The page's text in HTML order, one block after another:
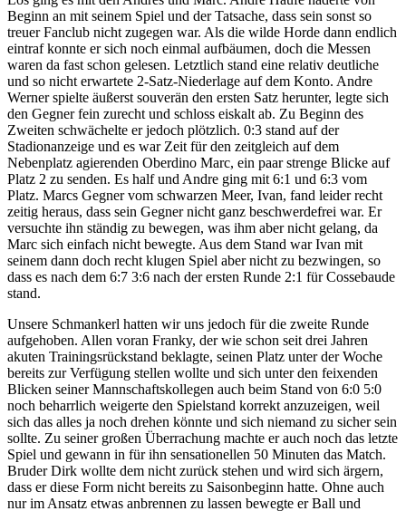
Beginn an mit seinem Spiel und der Tatsache, dass sein sonst so
treuer Fanclub nicht zugegen war. Als die wilde Horde dann endlich
eintraf konnte er sich noch einmal aufbäumen, doch die Messen
waren da fast schon gelesen. Letztlich stand eine relativ deutliche
und so nicht erwartete 2-Satz-Niederlage auf dem Konto. Andre
Werner spielte äußerst souverän den ersten Satz herunter, legte sich
den Gegner fein zurecht und schloss eiskalt ab. Zu Beginn des
Zweiten schwächelte er jedoch plötzlich. 0:3 stand auf der
Stadionanzeige und es war Zeit für den zeitgleich auf dem
Nebenplatz agierenden Oberdino Marc, ein paar strenge Blicke auf
Platz 2 zu senden. Es half und Andre ging mit 6:1 und 6:3 vom
Platz. Marcs Gegner vom schwarzen Meer, Ivan, fand leider recht
zeitig heraus, dass sein Gegner nicht ganz beschwerdefrei war. Er
versuchte ihn ständig zu bewegen, was ihm aber nicht gelang, da
Marc sich einfach nicht bewegte. Aus dem Stand war Ivan mit
seinem dann doch recht klugen Spiel aber nicht zu bezwingen, so
dass es nach dem 6:7 3:6 nach der ersten Runde 2:1 für Cossebaude
stand.
Unsere Schmankerl hatten wir uns jedoch für die zweite Runde
aufgehoben. Allen voran Franky, der wie schon seit drei Jahren
akuten Trainingsrückstand beklagte, seinen Platz unter der Woche
bereits zur Verfügung stellen wollte und sich unter den feixenden
Blicken seiner Mannschaftskollegen auch beim Stand von 6:0 5:0
noch beharrlich weigerte den Spielstand korrekt anzuzeigen, weil
sich das alles ja noch drehen könnte und sich niemand zu sicher sein
sollte. Zu seiner großen Überrachung machte er auch noch das letzte
Spiel und gewann in für ihn sensationellen 50 Minuten das Match.
Bruder Dirk wollte dem nicht zurück stehen und wird sich ärgern,
dass er diese Form nicht bereits zu Saisonbeginn hatte. Ohne auch
nur im Ansatz etwas anbrennen zu lassen bewegte er Ball und